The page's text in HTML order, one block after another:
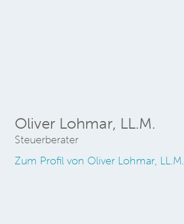
Oliver Lohmar, LL.M.
Steuerberater
Zum Profil von Oliver Lohmar, LL.M.